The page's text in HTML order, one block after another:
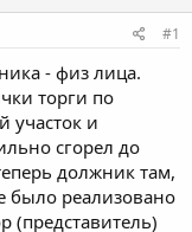
#1
- физ лица.
торги по
участок и
сгорел до
должник там,
было реализовано
(представитель)